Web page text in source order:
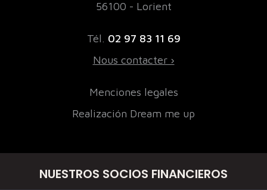
56100 - Lorient
Tél. 02 97 83 11 69
Nous contacter ›
Menciones legales
Realización Dream me up
NUESTROS SOCIOS FINANCIEROS